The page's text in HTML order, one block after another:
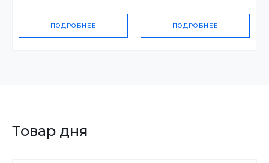
ПОДРОБНЕЕ ПОДРОБНЕЕ
Товар дня